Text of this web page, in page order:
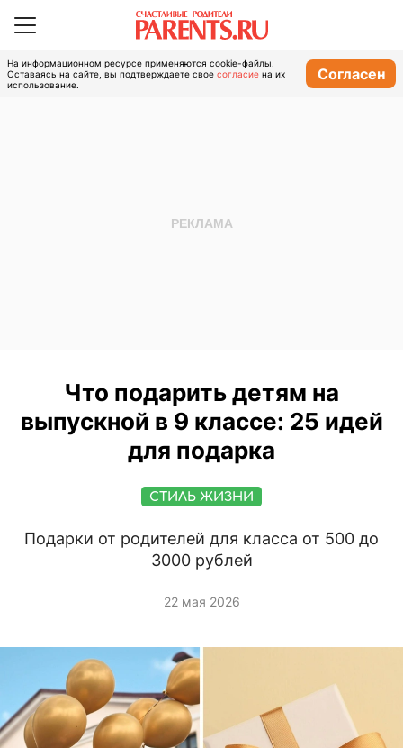
На информационном ресурсе применяются cookie-файлы.
Оставаясь на сайте, вы подтверждаете свое согласие на их
использование.
Согласен
Что подарить детям на
выпускной в 9 классе: 25 идей
для подарка
СТИЛЬ ЖИЗНИ
Подарки от родителей для класса от 500 до
3000 рублей
22 мая 2026